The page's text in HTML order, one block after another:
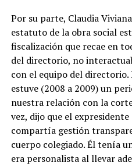
Por su parte, Claudia
estatuto de la obra social
fiscalización que recae en
del directorio, no
con el equipo del
estuve (2008 a 2009) un
nuestra relación con la
vez, dijo que el
compartía gestión
cuerpo colegiado. Él tenía
era personalista al llevar